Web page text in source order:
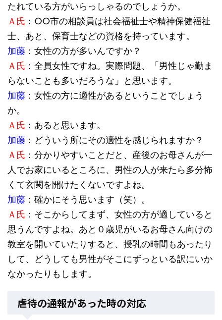
たれている方がいらっしゃるのでしょうか。
Ａ氏 ：○○市の相談員は社会福祉士や精神保健福祉
士、あと、保育士などの資格を持っています。
加藤 ：女性の方が多いんですか？
Ａ氏 ：全員女性ですね。実際問題、「男性じゃ勤ま
らないことも多いだろうな」と思います。
加藤 ：女性の方に適性があるということでしょう
か。
Ａ氏 ：あると思います。
加藤 ：どういう所にその適性を感じられますか？
Ａ氏 ：分かりやすいことだと、産後のお母さんが一
人でお家にいるところに、男性の人が来たら多分怖
くて玄関を開けたくないですよね。
加藤 ：確かにそう思います（笑）。
Ａ氏 ：そこからしてまず、女性の方が適していると
思うんですよね。あと０歳児がいるお母さん向けの
教室を開いていたりすると、授乳の時間もあったり
して、どうしても男性がそこにずっといる訳にいか
なかったりもします。
虐待の通報があった時の対応